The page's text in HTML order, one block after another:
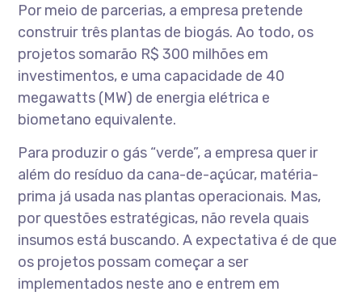
Por meio de parcerias, a empresa pretende
construir três plantas de biogás. Ao todo, os
projetos somarão R$ 300 milhões em
investimentos, e uma capacidade de 40
megawatts (MW) de energia elétrica e
biometano equivalente.
Para produzir o gás “verde”, a empresa quer ir
além do resíduo da cana-de-açúcar, matéria-
prima já usada nas plantas operacionais. Mas,
por questões estratégicas, não revela quais
insumos está buscando. A expectativa é de que
os projetos possam começar a ser
implementados neste ano e entrem em